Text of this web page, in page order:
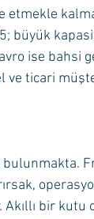
büyük
ise bahsi
ve ticari
bir kutu